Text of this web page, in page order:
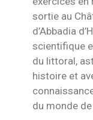
sortie au
d’Abbadia
scientifique
du littoral,
histoire et
du monde